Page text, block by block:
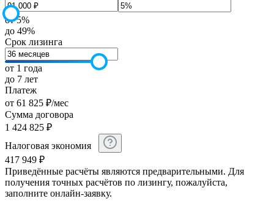
от 5%
до 49%
Срок лизинга
от 1 года
до 7 лет
Платеж
от 61 825 ₽/мес
Сумма договора
1 424 825 ₽
Налоговая экономия
417 949 ₽
Приведённые расчёты являются предварительными. Для
получения точных расчётов по лизингу, пожалуйста,
заполните онлайн-заявку.